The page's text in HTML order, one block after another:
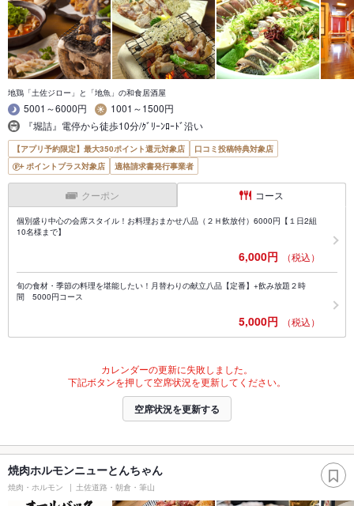
地鶏「土佐ジロー」と「地魚」の和食居酒屋
5001～6000円
1001～1500円
『堀詰』電停から徒歩10分/ｸﾞﾘｰﾝﾛｰﾄﾞ沿い
【アプリ予約限定】最大350ポイント還元対象店
口コミ投稿特典対象店
ポイントプラス対象店
適格請求書発行事業者
クーポン コース
個別盛り中心の会席スタイル！お料理おまかせ八品（２Ｈ飲放付）6000円【１日2組
10名様まで】
6,000円 （税込）
旬の食材・季節の料理を堪能したい！月替わりの献立八品【定番】+飲み放題２時
間 5000円コース
5,000円 （税込）
カレンダーの更新に失敗しました。
下記ボタンを押して空席状況を更新してください。
空席状況を更新する
焼肉ホルモンニューとんちゃん
焼肉・ホルモン 土佐道路・朝倉・筆山